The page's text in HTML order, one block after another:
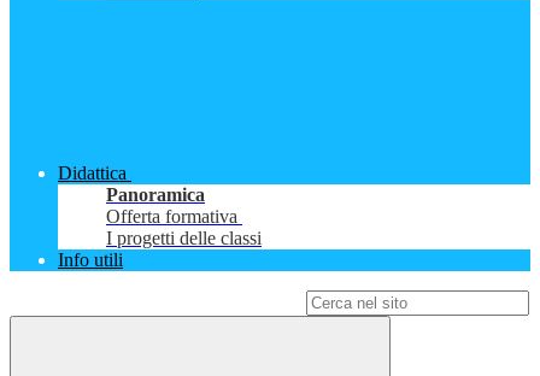
Didattica
Panoramica
Offerta formativa
I progetti delle classi
Info utili